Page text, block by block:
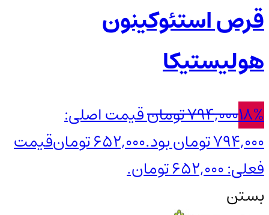
قرص استئوکینون
هولیستیکا
18%
794,000تومانقیمت اصلی:
794,000 تومان بود.
652,000تومانقیمت
فعلی: 652,000 تومان.
بستن